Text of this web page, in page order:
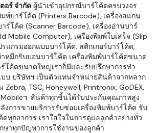
อร์ จำกัด ผู้นำเข้าอุปกรณ์บาร์โค้ดครบวงจร
พ์บาร์โค้ด (Printers Barcode), เครื่องสแกน
ร์โค้ด (Scanner Barcode), เครื่องอ่านบาร์
Mobile Computer), เครื่องพิมพ์ใบเสร็จ (Slip
แกรมออกแบบบาร์โค้ด, สติกเกอร์บาร์โค้ด,
หมึกริบบอนบาร์โค้ด เครื่องพิมพ์บาร์โค้ดขนาด
ร์โค้ดขนาดใหญ่เราก็มีและรับปรึกษาการทำ
บ บริษัทฯ เป็นตัวแทนจำหน่ายสินค้าจากหลาก
TSC, Honeywell, Printronix, GoDEX,
Mobileฯ. สินค้าทุกชิ้นได้รับประกันคุณภาพสูง
งการขายบริการรับซ่อมเครื่องพิมพ์บาร์โค้ด รับ
ทุกอาการ เราใส่ใจในการดูแลลูกค้าอย่างทั่ว
ษาทุกปัญหาการใช้งานของลูกค้า